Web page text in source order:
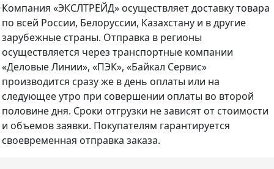
Компания «ЭКСЛТРЕЙД» осуществляет доставку товара
по всей России, Белоруссии, Казахстану и в другие
зарубежные страны. Отправка в регионы
осуществляется через транспортные компании
«Деловые Линии», «ПЭК», «Байкал Сервис»
производится сразу же в день оплаты или на
следующее утро при совершении оплаты во второй
половине дня. Сроки отгрузки не зависят от стоимости
и объемов заявки. Покупателям гарантируется
своевременная отправка заказа.